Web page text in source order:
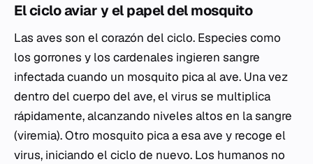
El ciclo aviar y el papel del mosquito
Las aves son el corazón del ciclo. Especies como
los gorrones y los cardenales ingieren sangre
infectada cuando un mosquito pica al ave. Una vez
dentro del cuerpo del ave, el virus se multiplica
rápidamente, alcanzando niveles altos en la sangre
(viremia). Otro mosquito pica a esa ave y recoge el
virus, iniciando el ciclo de nuevo. Los humanos no